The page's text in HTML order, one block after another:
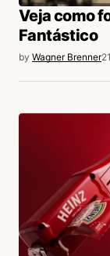
Veja como
Fantástico
by Wagner Brenner